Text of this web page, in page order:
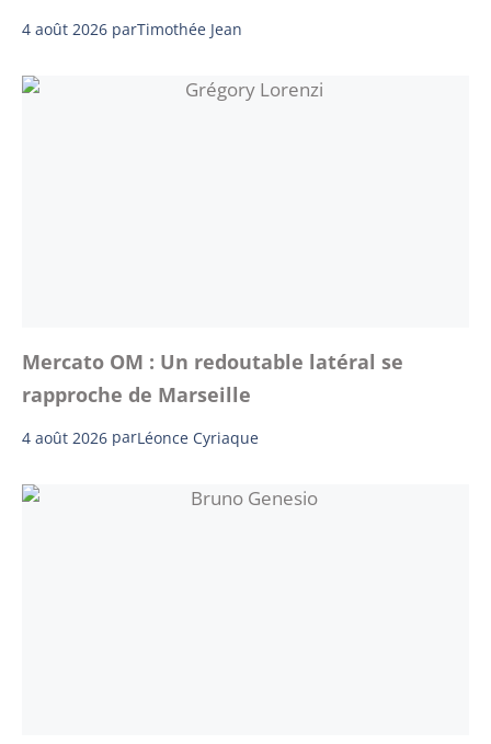
4 août 2026 parTimothée Jean
Mercato OM : Un redoutable latéral se
rapproche de Marseille
4 août 2026 parLéonce Cyriaque